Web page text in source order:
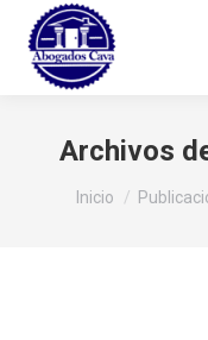
Archivos
Estás aquí:
Inicio